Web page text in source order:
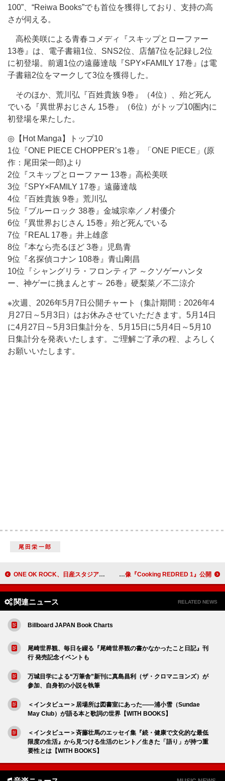
100”、“Reiwa Books”でも首位を獲得しており、支持の高
さが伺える。
高松美咲による青春コメディ『スキップとローファー
13巻』は、電子書籍1位、SNS2位、店舗7位を記録し2位
に初登場。前週1位の遠藤達哉『SPY×FAMILY 17巻』は電
子書籍2位をマークして3位を獲得した。
そのほか、荒川弘『百姓貴族 9巻』（4位）、殆ど死ん
でいる『異世界おじさん 15巻』（6位）がトップ10圏内に
初登場を果たした。
◎【Hot Manga】トップ10
1位『ONE PIECE CHOPPER’s 1巻』「ONE PIECE」(原
作：尾田栄一郎)より
2位『スキップとローファー 13巻』高松美咲
3位『SPY×FAMILY 17巻』遠藤達哉
4位『百姓貴族 9巻』荒川弘
5位『ブルーロック 38巻』金城宗幸／ノ村優介
6位『異世界おじさん 15巻』殆ど死んでいる
7位『REAL 17巻』井上雄彦
8位『本なら売るほど 3巻』児島青
9位『名探偵コナン 108巻』青山剛昌
10位『シャングリラ・フロンティア ～クソゲーハンタ
ー、神ゲーに挑まんとす～ 26巻』硬梨菜／不二涼介
※次週、2026年5月7日公開チャート（集計期間：2026年4
月27日～5月3日）はお休みさせていただきます。5月14日
に4月27日～5月3日集計分を、5月15日に5月4日～5月10
日集計分を発表いたします。ご理解ご了承の程、よろしく
お願いいたします。
尾田栄一郎
ONE OK ROCK、日産スタジアム公演映画より「Party’s Over」映像公開＆ライブEP配信開始 CORTIS、新曲「REDRED」制作記映像『Cooking REDRED 1』公開
関連ニュース RELATED NEWS
Billboard JAPAN Book Charts
尾崎世界観、毎日を綴る『尾崎世界観の書かなかったこと日記』刊
行 発売記念イベントも
万城目学による“万筆舎”新刊に真島昌利（ザ・クロマニヨンズ）が
参加、自身初の小説を執筆
＜インタビュー＞居場所は図書室にあった――浦小雪（Sundae
May Club）が語る本と歌詞の世界【WITH BOOKS】
＜インタビュー＞斉藤壮馬のエッセイ集『続・健康で文化的な最低
限度の生活』から見つける生活のヒント／生きた「語り」が持つ重
要性とは【WITH BOOKS】